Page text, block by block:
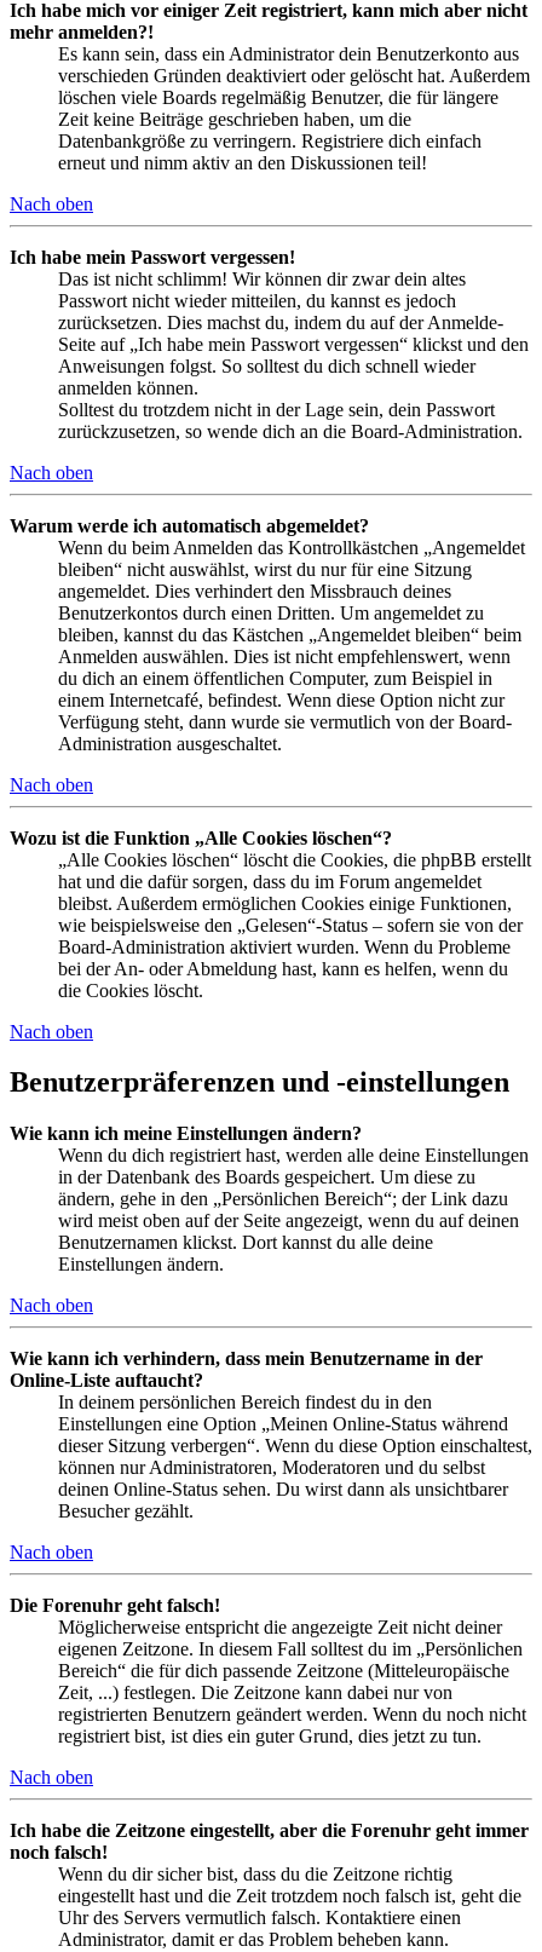
Ich habe mich vor einiger Zeit registriert, kann mich aber nicht
mehr anmelden?!
Es kann sein, dass ein Administrator dein Benutzerkonto aus
verschieden Gründen deaktiviert oder gelöscht hat. Außerdem
löschen viele Boards regelmäßig Benutzer, die für längere
Zeit keine Beiträge geschrieben haben, um die
Datenbankgröße zu verringern. Registriere dich einfach
erneut und nimm aktiv an den Diskussionen teil!
Nach oben
Ich habe mein Passwort vergessen!
Das ist nicht schlimm! Wir können dir zwar dein altes
Passwort nicht wieder mitteilen, du kannst es jedoch
zurücksetzen. Dies machst du, indem du auf der Anmelde-
Seite auf „Ich habe mein Passwort vergessen“ klickst und den
Anweisungen folgst. So solltest du dich schnell wieder
anmelden können.
Solltest du trotzdem nicht in der Lage sein, dein Passwort
zurückzusetzen, so wende dich an die Board-Administration.
Nach oben
Warum werde ich automatisch abgemeldet?
Wenn du beim Anmelden das Kontrollkästchen „Angemeldet
bleiben“ nicht auswählst, wirst du nur für eine Sitzung
angemeldet. Dies verhindert den Missbrauch deines
Benutzerkontos durch einen Dritten. Um angemeldet zu
bleiben, kannst du das Kästchen „Angemeldet bleiben“ beim
Anmelden auswählen. Dies ist nicht empfehlenswert, wenn
du dich an einem öffentlichen Computer, zum Beispiel in
einem Internetcafé, befindest. Wenn diese Option nicht zur
Verfügung steht, dann wurde sie vermutlich von der Board-
Administration ausgeschaltet.
Nach oben
Wozu ist die Funktion „Alle Cookies löschen“?
„Alle Cookies löschen“ löscht die Cookies, die phpBB erstellt
hat und die dafür sorgen, dass du im Forum angemeldet
bleibst. Außerdem ermöglichen Cookies einige Funktionen,
wie beispielsweise den „Gelesen“-Status – sofern sie von der
Board-Administration aktiviert wurden. Wenn du Probleme
bei der An- oder Abmeldung hast, kann es helfen, wenn du
die Cookies löscht.
Nach oben
Benutzerpräferenzen und -einstellungen
Wie kann ich meine Einstellungen ändern?
Wenn du dich registriert hast, werden alle deine Einstellungen
in der Datenbank des Boards gespeichert. Um diese zu
ändern, gehe in den „Persönlichen Bereich“; der Link dazu
wird meist oben auf der Seite angezeigt, wenn du auf deinen
Benutzernamen klickst. Dort kannst du alle deine
Einstellungen ändern.
Nach oben
Wie kann ich verhindern, dass mein Benutzername in der
Online-Liste auftaucht?
In deinem persönlichen Bereich findest du in den
Einstellungen eine Option „Meinen Online-Status während
dieser Sitzung verbergen“. Wenn du diese Option einschaltest,
können nur Administratoren, Moderatoren und du selbst
deinen Online-Status sehen. Du wirst dann als unsichtbarer
Besucher gezählt.
Nach oben
Die Forenuhr geht falsch!
Möglicherweise entspricht die angezeigte Zeit nicht deiner
eigenen Zeitzone. In diesem Fall solltest du im „Persönlichen
Bereich“ die für dich passende Zeitzone (Mitteleuropäische
Zeit, ...) festlegen. Die Zeitzone kann dabei nur von
registrierten Benutzern geändert werden. Wenn du noch nicht
registriert bist, ist dies ein guter Grund, dies jetzt zu tun.
Nach oben
Ich habe die Zeitzone eingestellt, aber die Forenuhr geht immer
noch falsch!
Wenn du dir sicher bist, dass du die Zeitzone richtig
eingestellt hast und die Zeit trotzdem noch falsch ist, geht die
Uhr des Servers vermutlich falsch. Kontaktiere einen
Administrator, damit er das Problem beheben kann.